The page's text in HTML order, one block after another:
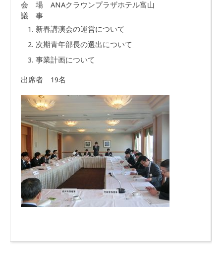
会 場 ANAクラウンプラザホテル富山
議 事
新春講演会の運営について
次期青年部長の選出について
事業計画について
出席者 19名